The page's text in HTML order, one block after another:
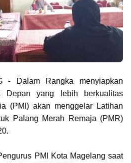
-
Dalam Rangka menyiapkan
Depan yang lebih berkualitas
(PMI) akan menggelar Latihan
Palang Merah Remaja (PMR)
PMI Kota Magelang saat